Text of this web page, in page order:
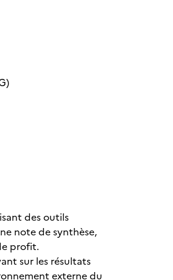
des outils
note de synthèse,
profit.
sur les résultats
externe du